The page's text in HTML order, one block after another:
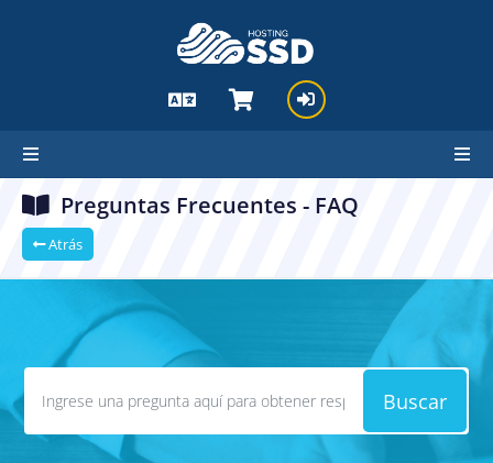
Preguntas Frecuentes - FAQ
Atrás
Buscar